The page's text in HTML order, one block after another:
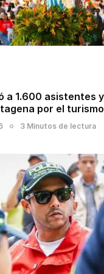
a 1.600 asistentes
por el
3 Minutos de lectura